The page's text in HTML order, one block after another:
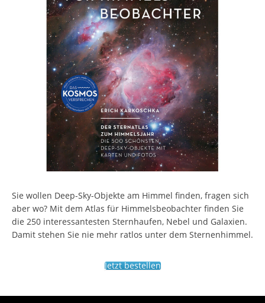
Sie wollen Deep-Sky-Objekte am Himmel finden, fragen sich
aber wo? Mit dem Atlas für Himmelsbeobachter finden Sie
die 250 interessantesten Sternhaufen, Nebel und Galaxien.
Damit stehen Sie nie mehr ratlos unter dem Sternenhimmel.
Jetzt bestellen